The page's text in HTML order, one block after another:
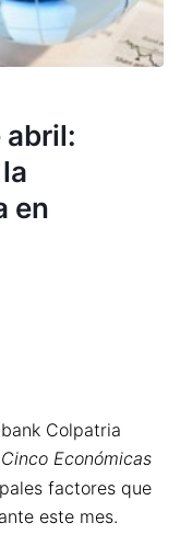
abril:
en
Colpatria
Económicas
factores que
este mes.